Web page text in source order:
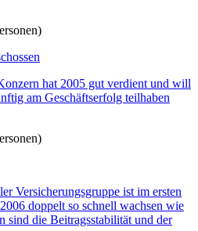
hat 2005 gut verdient und will
am Geschäftserfolg teilhaben
Versicherungsgruppe ist im ersten
doppelt so schnell wachsen wie
sind die Beitragsstabilität und der